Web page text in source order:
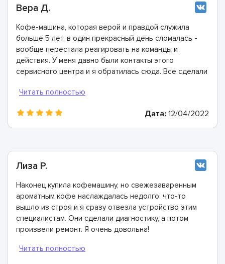
Вера Д.
Кофе-машина, которая верой и правдой служила
больше 5 лет, в один прекрасный день сломалась -
вообще перестала реагировать на команды и
действия. У меня давно были контакты этого
сервисного центра и я обратилась сюда. Всё сделали
Конечно же рекомендую этих мастеров!
Дата: 12/04/2022
Лиза Р.
Наконец купила кофемашину, но свежезаваренным
ароматным кофе наслаждалась недолго: что-то
вышло из строя и я сразу отвезла устройство этим
специалистам. Они сделали диагностику, а потом
произвели ремонт. Я очень довольна!